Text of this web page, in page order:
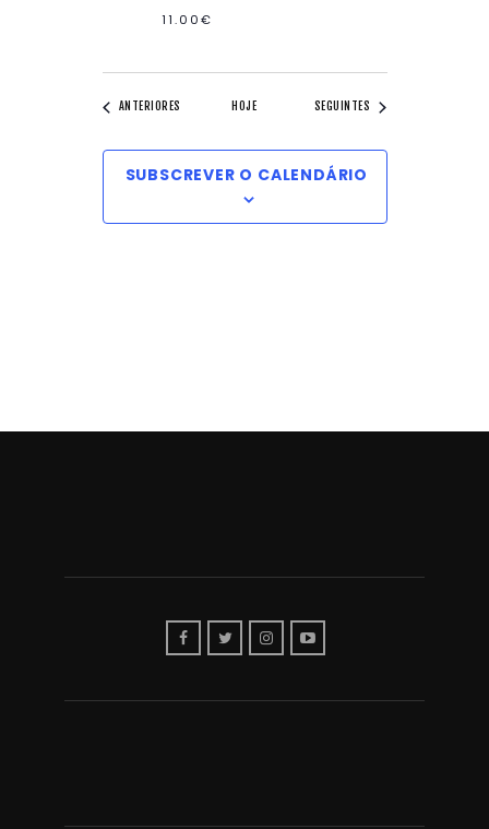
11.00€
EVENTOS
ANTERIORES HOJE EVENTOS
SEGUINTES
SUBSCREVER O CALENDÁRIO